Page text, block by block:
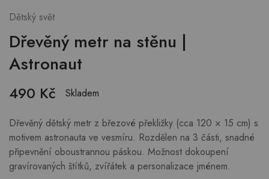
Dětský svět
Dřevěný metr na stěnu |
Astronaut
490 Kč Skladem
Dřevěný dětský metr z březové překližky (cca 120 × 15 cm) s
motivem astronauta ve vesmíru. Rozdělen na 3 části, snadné
připevnění oboustrannou páskou. Možnost dokoupení
gravírovaných štítků, zvířátek a personalizace jménem.